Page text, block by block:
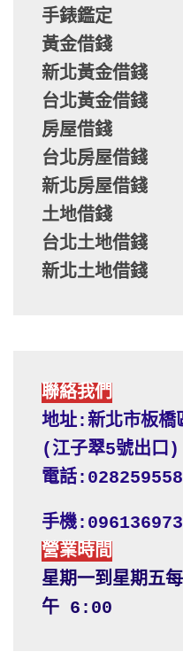
手錶鑑定
黃金借錢
新北黃金借錢
台北黃金借錢
房屋借錢
台北房屋借錢
新北房屋借錢
土地借錢
台北土地借錢
新北土地借錢
聯絡我們
地址:新北市板橋
(江子翠5號出口)
電話
手機
營業時間
星期一到星期
午 6:00